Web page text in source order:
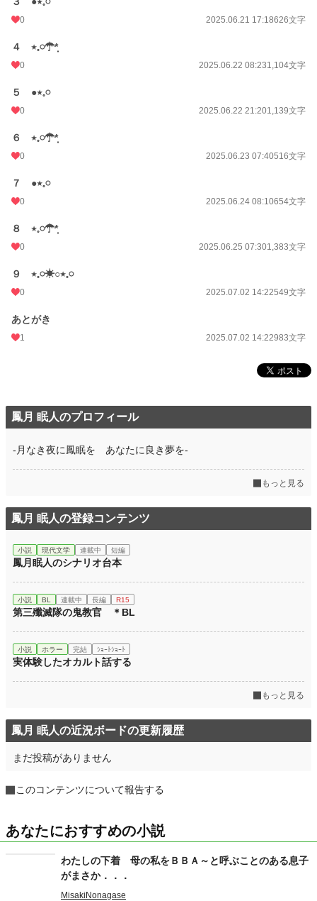
週間ポイント
0 2025.06.21 17:18626文字
４ ‪٭𓈒𓏸☂︎*̣̩
0 2025.06.22 08:231,104文字
５ ●‪٭𓈒𓏸
0 2025.06.22 21:201,139文字
６ ‪٭𓈒𓏸☂︎*̣̩
0 2025.06.23 07:40516文字
７ ●‪٭𓈒𓏸
0 2025.06.24 08:10654文字
８ ‪٭𓈒𓏸☂︎*̣̩
0 2025.06.25 07:301,383文字
９ ٭𓈒𓏸☀︎○‪٭𓈒𓏸
0 2025.07.02 14:22549文字
あとがき
1 2025.07.02 14:22983文字
鳳月 眠人のプロフィール
-月なき夜に鳳眠を あなたに良き夢を-
もっと見る
鳳月 眠人の登録コンテンツ
小説 現代文学 連載中 短編
鳳月眠人のシナリオ台本
小説 BL 連載中 長編 R15
第三殲滅隊の鬼教官 ＊BL
小説 ホラー 完結 ｼｮｰﾄｼｮｰﾄ
実体験したオカルト話する
もっと見る
鳳月 眠人の近況ボードの更新履歴
まだ投稿がありません
このコンテンツについて報告する
あなたにおすすめの小説
わたしの下着 母の私をＢＢＡ～と呼ぶことのある息子
がまさか．．．
MisakiNonagase